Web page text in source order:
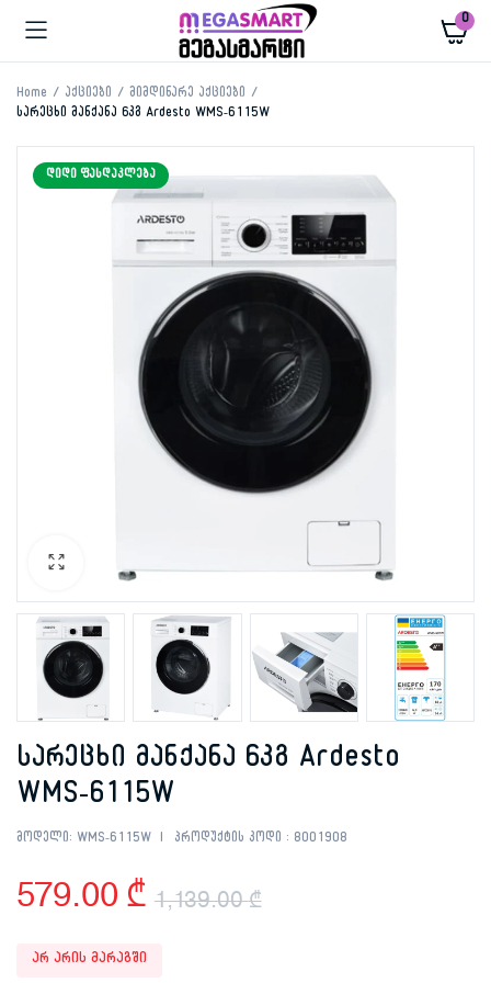
0
Home აქციები
მიმდინარე აქციები
სარეცხი მანქანა 6კგ Ardesto WMS-6115W
ᲓᲘᲓᲘ ᲤᲐᲡᲓᲐᲙᲚᲔᲑᲐ
სარეცხი მანქანა 6კგ Ardesto
WMS-6115W
მოდელი: WMS-6115W პროდუქტის კოდი : 8001908
1,139.00₾
579.00 ₾
არ არის მარაგში